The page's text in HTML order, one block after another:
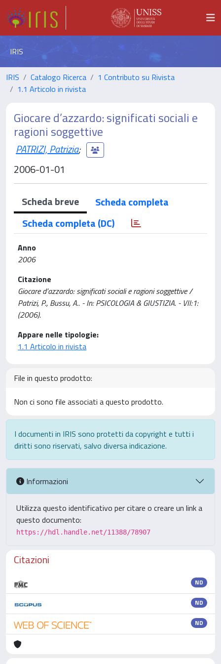
IRIS
IRIS Catalogo Ricerca
1 Contributo su Rivista
1.1 Articolo in rivista
Giocare d’azzardo: significati sociali e
ragioni soggettive
PATRIZI, Patrizia;
2006-01-01
Scheda breve
Scheda completa
Scheda completa (DC)
Anno
2006
Citazione
Giocare d’azzardo: significati sociali e ragioni soggettive /
Patrizi, P., Bussu, A.. - In: PSICOLOGIA & GIUSTIZIA. - VII:1:
(2006).
Appare nelle tipologie:
1.1 Articolo in rivista
File in questo prodotto:
Non ci sono file associati a questo prodotto.
I documenti in IRIS sono protetti da copyright e tutti i
diritti sono riservati, salvo diversa indicazione.
Informazioni
Utilizza questo identificativo per citare o creare un link a
questo documento:
https://hdl.handle.net/11388/78907
Citazioni
ND
ND
ND